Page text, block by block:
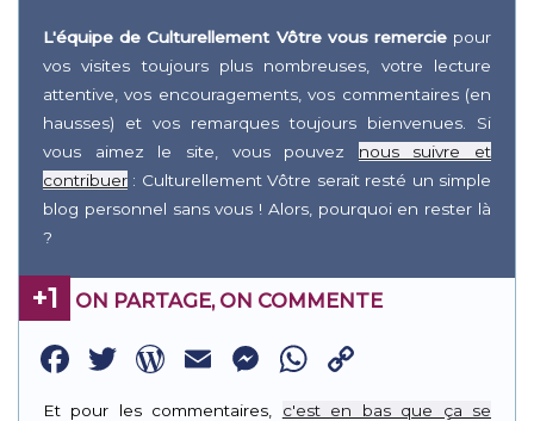
L'équipe de Culturellement Vôtre vous remerciepour
vos visites toujours plus nombreuses, votre lecture
attentive, vos encouragements, vos commentaires (en
hausses) et vos remarques toujours bienvenues. Si
vous aimez le site, vous pouvez nous suivre et
contribuer : Culturellement Vôtre serait resté un simple
blog personnel sans vous ! Alors, pourquoi en rester là
?
+1 ON PARTAGE, ON COMMENTE
Facebook
Twitter
WordPress
EmailMessenger
WhatsApp
Link
Et pour les commentaires, c'est en bas que ça se